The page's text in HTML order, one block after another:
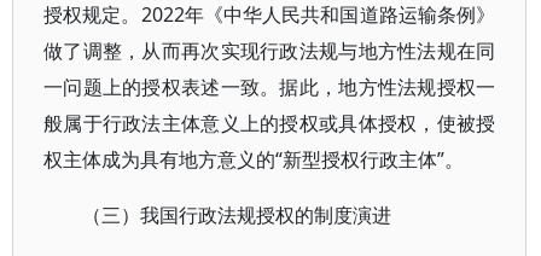
授权规定。2022年《中华人民共和国道路运输条例》
做了调整，从而再次实现行政法规与地方性法规在同
一问题上的授权表述一致。据此，地方性法规授权一
般属于行政法主体意义上的授权或具体授权，使被授
权主体成为具有地方意义的“新型授权行政主体”。
（三）我国行政法规授权的制度演进